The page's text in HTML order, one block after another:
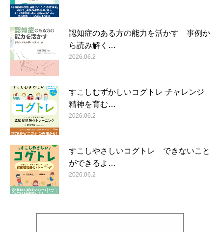
認知症のある方の能力を活かす 事例か
ら読み解く…
2026.06.2
すこしむずかしいコグトレ チャレンジ
精神を育む…
2026.06.2
すこしやさしいコグトレ できないこと
ができるよ…
2026.06.2